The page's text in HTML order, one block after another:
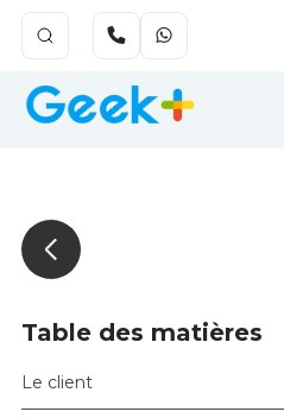
Table des matières
Le client